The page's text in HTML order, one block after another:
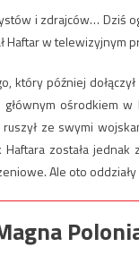
i zdrajców… Dziś
Haftar w telewizyjnym
który później
ośrodkiem w
ze swymi
została
Ale oto oddziały